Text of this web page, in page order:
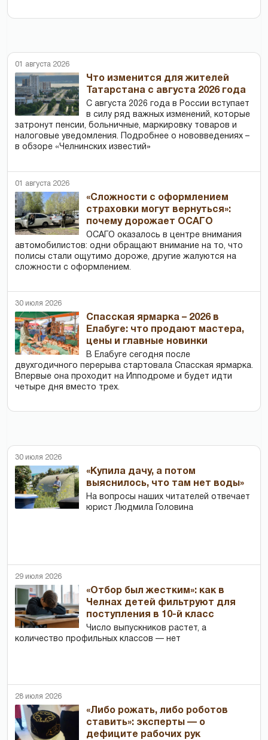
01 августа 2026
Что изменится для жителей
Татарстана с августа 2026 года
С августа 2026 года в России вступает
в силу ряд важных изменений, которые
затронут пенсии, больничные, маркировку товаров и
налоговые уведомления. Подробнее о нововведениях –
в обзоре «Челнинских известий»
01 августа 2026
«Сложности с оформлением
страховки могут вернуться»:
почему дорожает ОСАГО
ОСАГО оказалось в центре внимания
автомобилистов: одни обращают внимание на то, что
полисы стали ощутимо дороже, другие жалуются на
сложности с оформлением.
30 июля 2026
Спасская ярмарка – 2026 в
Елабуге: что продают мастера,
цены и главные новинки
В Елабуге сегодня после
двухгодичного перерыва стартовала Спасская ярмарка.
Впервые она проходит на Ипподроме и будет идти
четыре дня вместо трех.
30 июля 2026
«Купила дачу, а потом
выяснилось, что там нет воды»
На вопросы наших читателей отвечает
юрист Людмила Головина
29 июля 2026
«Отбор был жестким»: как в
Челнах детей фильтруют для
поступления в 10-й класс
Число выпускников растет, а
количество профильных классов — нет
28 июля 2026
«Либо рожать, либо роботов
ставить»: эксперты — о
дефиците рабочих рук